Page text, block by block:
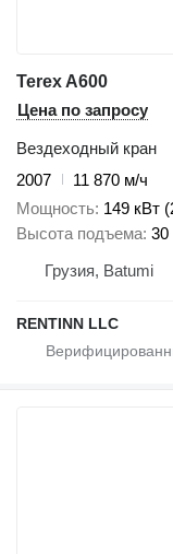
Terex A600
Цена по запросу
Вездеходный кран
2007
11 870 м/ч
Мощность 149 кВт
Высота подъема 30
Грузия, Batumi
RENTINN LLC